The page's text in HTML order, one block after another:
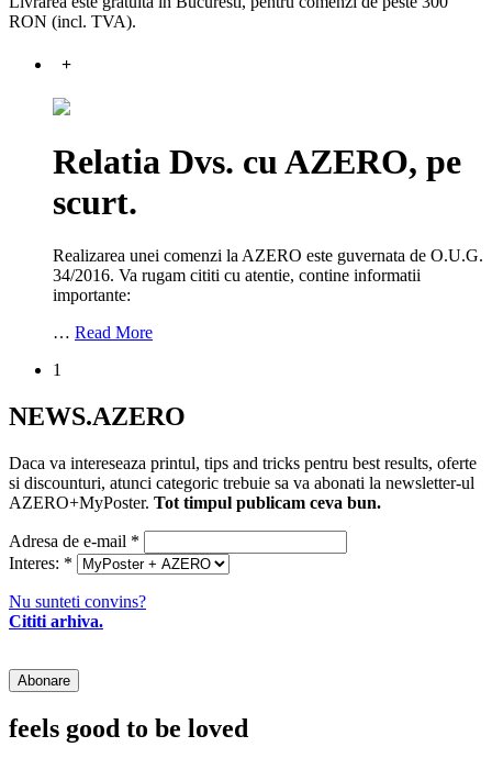
RON (incl. TVA).
+
Relatia Dvs. cu AZERO, pe
scurt.
Realizarea unei comenzi la AZERO este guvernata de O.U.G.
34/2016. Va rugam cititi cu atentie, contine informatii
importante:
… Read More
1
NEWS.AZERO
Daca va intereseaza printul, tips and tricks pentru best results, oferte
si discounturi, atunci categoric trebuie sa va abonati la newsletter-ul
AZERO+MyPoster. Tot timpul publicam ceva bun.
Adresa de e-mail *
Interes: *
Nu sunteti convins?
Cititi arhiva.
feels good to be loved